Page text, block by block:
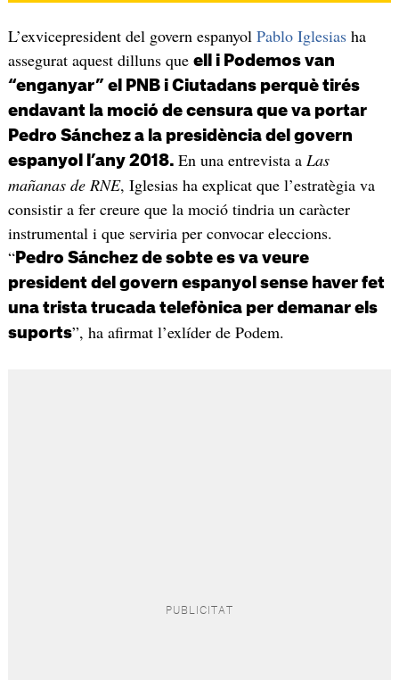
L’exvicepresident del govern espanyol Pablo Iglesiasha
assegurat aquest dilluns que ell i Podemos van
“enganyar” el PNB i Ciutadans perquè tirés
endavant la moció de censura que va portar
Pedro Sánchez a la presidència del govern
espanyol l’any 2018. En una entrevista a Las
mañanas de RNE, Iglesias ha explicat que l’estratègia va
consistir a fer creure que la moció tindria un caràcter
instrumental i que serviria per convocar eleccions.
“Pedro Sánchez de sobte es va veure
president del govern espanyol sense haver fet
una trista trucada telefònica per demanar els
suports”, ha afirmat l’exlíder de Podem.